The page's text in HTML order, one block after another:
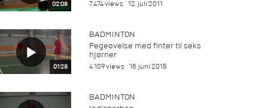
02:08 7.474 views 12. juli 2011
01:28
BADMINTON
Pegeøvelse med finter til seks
hjørner
4.109 views 18. juni 2015
BADMINTON